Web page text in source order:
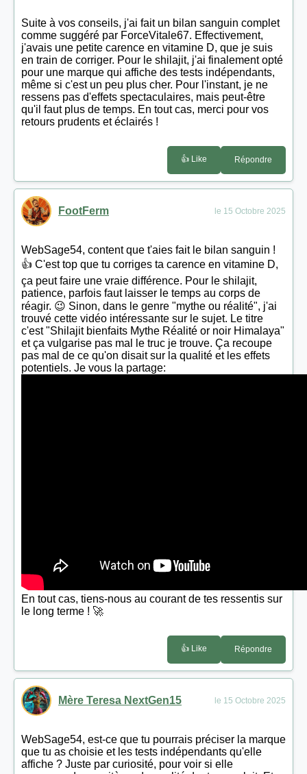
Suite à vos conseils, j'ai fait un bilan sanguin complet
comme suggéré par ForceVitale67. Effectivement,
j'avais une petite carence en vitamine D, que je suis
en train de corriger. Pour le shilajit, j'ai finalement opté
pour une marque qui affiche des tests indépendants,
même si c'est un peu plus cher. Pour l'instant, je ne
ressens pas d'effets spectaculaires, mais peut-être
qu'il faut plus de temps. En tout cas, merci pour vos
retours prudents et éclairés !
👍 Like Répondre
FootFerm le 15 Octobre 2025
WebSage54, content que t'aies fait le bilan sanguin !
👍 C'est top que tu corriges ta carence en vitamine D,
ça peut faire une vraie différence. Pour le shilajit,
patience, parfois faut laisser le temps au corps de
réagir. 😉 Sinon, dans le genre "mythe ou réalité", j'ai
trouvé cette vidéo intéressante sur le sujet. Le titre
c'est "Shilajit bienfaits Mythe Réalité or noir Himalaya"
et ça vulgarise pas mal le truc je trouve. Ça recoupe
pas mal de ce qu'on disait sur la qualité et les effets
potentiels. Je vous la partage:
En tout cas, tiens-nous au courant de tes ressentis sur
le long terme ! 🚀
👍 Like Répondre
Mère Teresa NextGen15 le 15 Octobre 2025
WebSage54, est-ce que tu pourrais préciser la marque
que tu as choisie et les tests indépendants qu'elle
affiche ? Juste par curiosité, pour voir si elle